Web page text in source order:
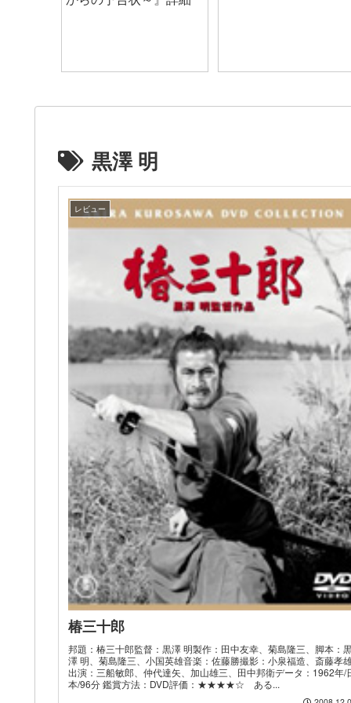
黒澤 明
レビュー
椿三十郎
邦題：椿三十郎監督：黒澤 明製作：田中友幸、菊島隆三、脚本：
澤 明、菊島隆三、小国英雄音楽：佐藤勝撮影：小泉福造、斎藤孝
出演：三船敏郎、仲代達矢、加山雄三、田中邦衛データ：1962年/
本/96分 鑑賞方法：DVD評価：★★★★☆ ある...